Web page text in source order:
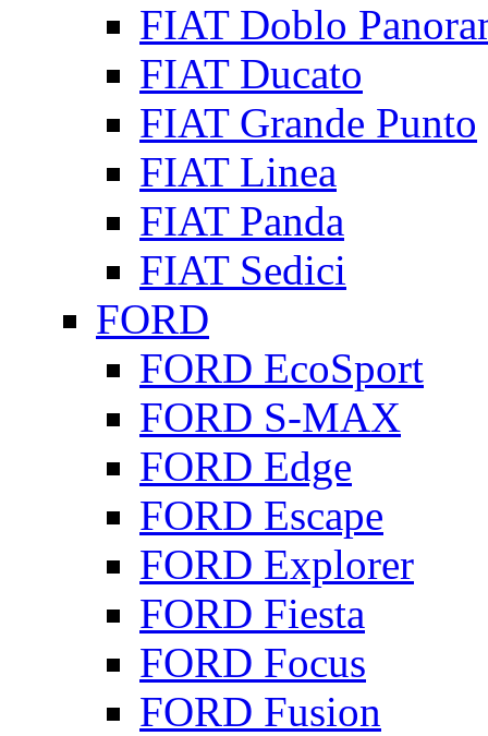
FIAT Doblo
FIAT Ducato
FIAT Grande Punto
FIAT Linea
FIAT Panda
FIAT Sedici
FORD
FORD EcoSport
FORD S-MAX
FORD Edge
FORD Escape
FORD Explorer
FORD Fiesta
FORD Focus
FORD Fusion